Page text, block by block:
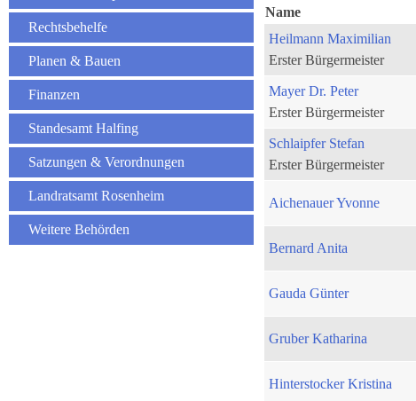
Rechtsbehelfe
Planen & Bauen
Finanzen
Standesamt Halfing
Satzungen & Verordnungen
Landratsamt Rosenheim
Weitere Behörden
Name
Heilmann Maximilian
Erster Bürgermeister
Mayer Dr. Peter
Erster Bürgermeister
Schlaipfer Stefan
Erster Bürgermeister
Aichenauer Yvonne
Bernard Anita
Gauda Günter
Gruber Katharina
Hinterstocker Kristina